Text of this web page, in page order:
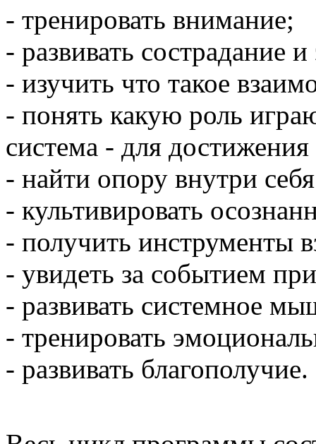
- тренировать внимание;
- развивать сострадание
- изучить что такое
- понять какую роль
система - для
- найти опору внутри
- культивировать
- получить инструменты
- увидеть за событием
- развивать системное
- тренировать
- развивать благополучие.